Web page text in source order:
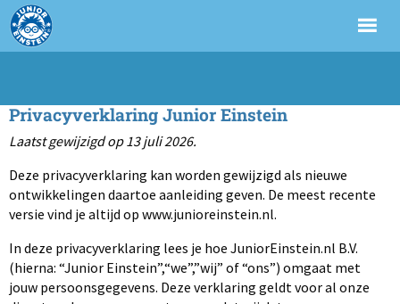
Privacyverklaring Junior Einstein
Laatst gewijzigd op 13 juli 2026.
Deze privacyverklaring kan worden gewijzigd als nieuwe
ontwikkelingen daartoe aanleiding geven. De meest recente
versie vind je altijd op www.junioreinstein.nl.
In deze privacyverklaring lees je hoe JuniorEinstein.nl B.V.
(hierna: “Junior Einstein”,“we”,”wij” of “ons”) omgaat met
jouw persoonsgegevens. Deze verklaring geldt voor al onze